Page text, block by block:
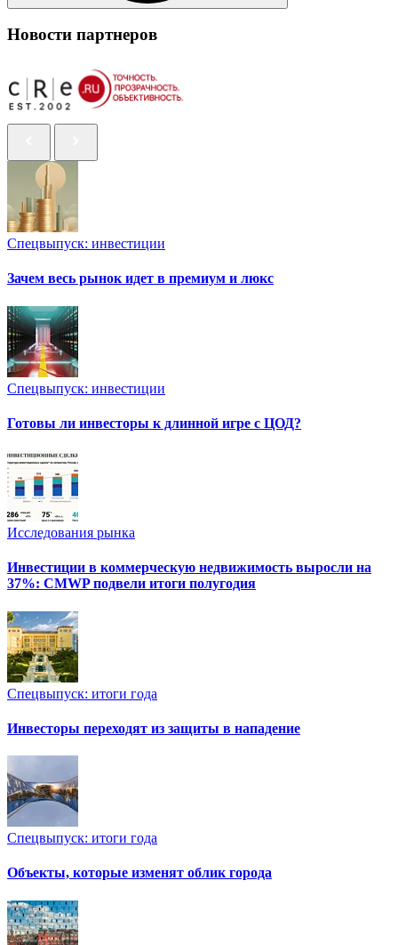
Новости партнеров
Спецвыпуск: инвестиции
Зачем весь рынок идет в премиум и люкс
Спецвыпуск: инвестиции
Готовы ли инвесторы к длинной игре с ЦОД?
Исследования рынка
Инвестиции в коммерческую недвижимость выросли на
37%: CMWP подвели итоги полугодия
Спецвыпуск: итоги года
Инвесторы переходят из защиты в нападение
Спецвыпуск: итоги года
Объекты, которые изменят облик города